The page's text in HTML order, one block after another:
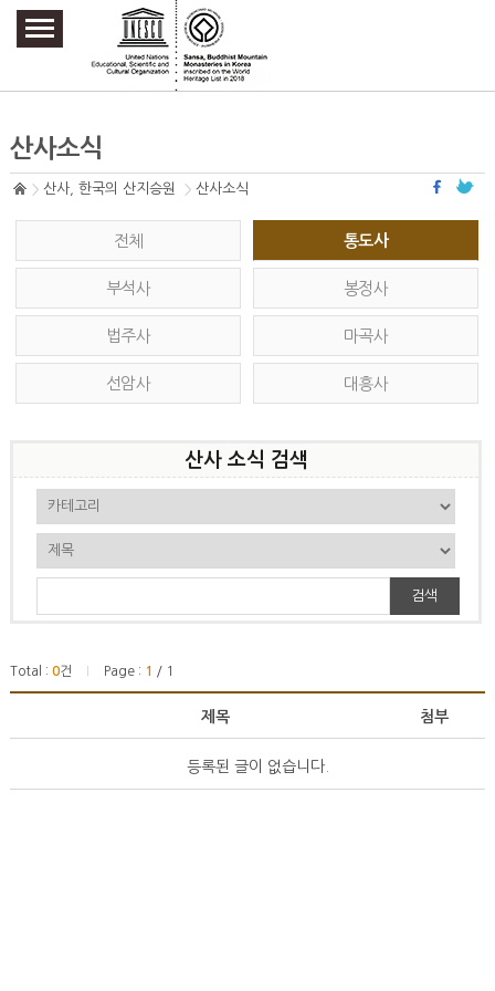
주요메뉴 바로가기
본문 바로가기
하단메뉴 바로가기
산사소식
산사, 한국의 산지승원 산사소식
전체 통도사
부석사 봉정사
법주사 마곡사
선암사 대흥사
산사 소식 검색
검색
Total : 0건 Page : 1 / 1
제목 첨부
등록된 글이 없습니다.